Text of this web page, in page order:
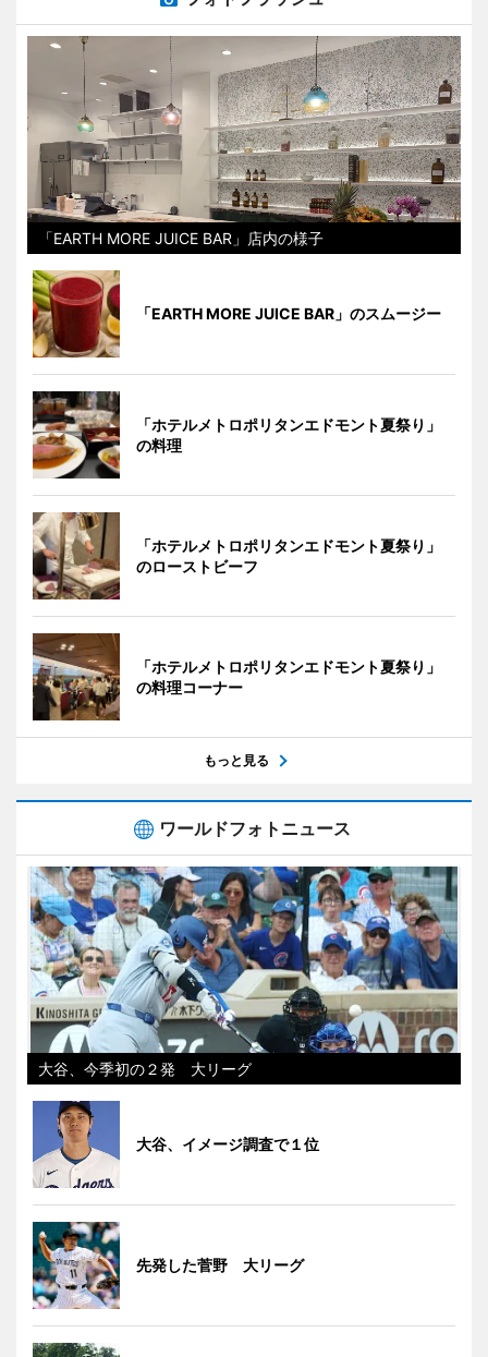
「EARTH MORE JUICE BAR」店内の様子
「EARTH MORE JUICE BAR」のスムージー
「ホテルメトロポリタンエドモント夏祭り」
の料理
「ホテルメトロポリタンエドモント夏祭り」
のローストビーフ
「ホテルメトロポリタンエドモント夏祭り」
の料理コーナー
もっと見る
ワールドフォトニュース
大谷、今季初の２発 大リーグ
大谷、イメージ調査で１位
先発した菅野 大リーグ